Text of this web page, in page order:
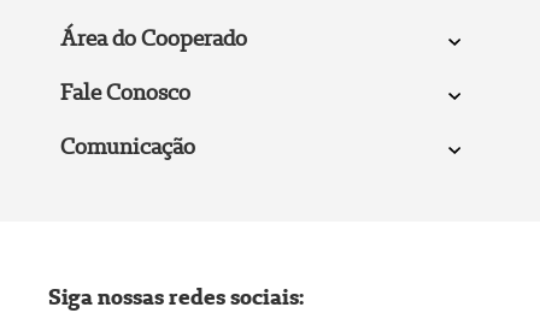
Área do Cooperado
Fale Conosco
Comunicação
Siga nossas redes sociais: